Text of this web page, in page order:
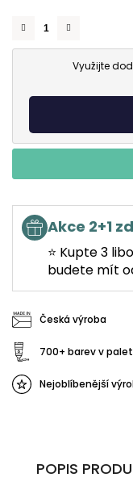
Využijte
Akce 2+1
⭐ Kupte 3
budete mít
Česká výroba
700+ barev v
Nejoblíbenější
POPIS